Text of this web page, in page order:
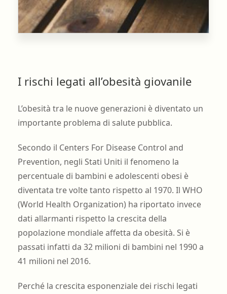
I rischi legati all’obesità giovanile
L’obesità tra le nuove generazioni è diventato un
importante problema di salute pubblica.
Secondo il Centers For Disease Control and
Prevention, negli Stati Uniti il fenomeno la
percentuale di bambini e adolescenti obesi è
diventata tre volte tanto rispetto al 1970. Il WHO
(World Health Organization) ha riportato invece
dati allarmanti rispetto la crescita della
popolazione mondiale affetta da obesità. Si è
passati infatti da 32 milioni di bambini nel 1990 a
41 milioni nel 2016.
Perché la crescita esponenziale dei rischi legati